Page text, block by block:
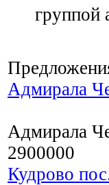
группой
Адмирала
Адмирала
2900000
Кудрово